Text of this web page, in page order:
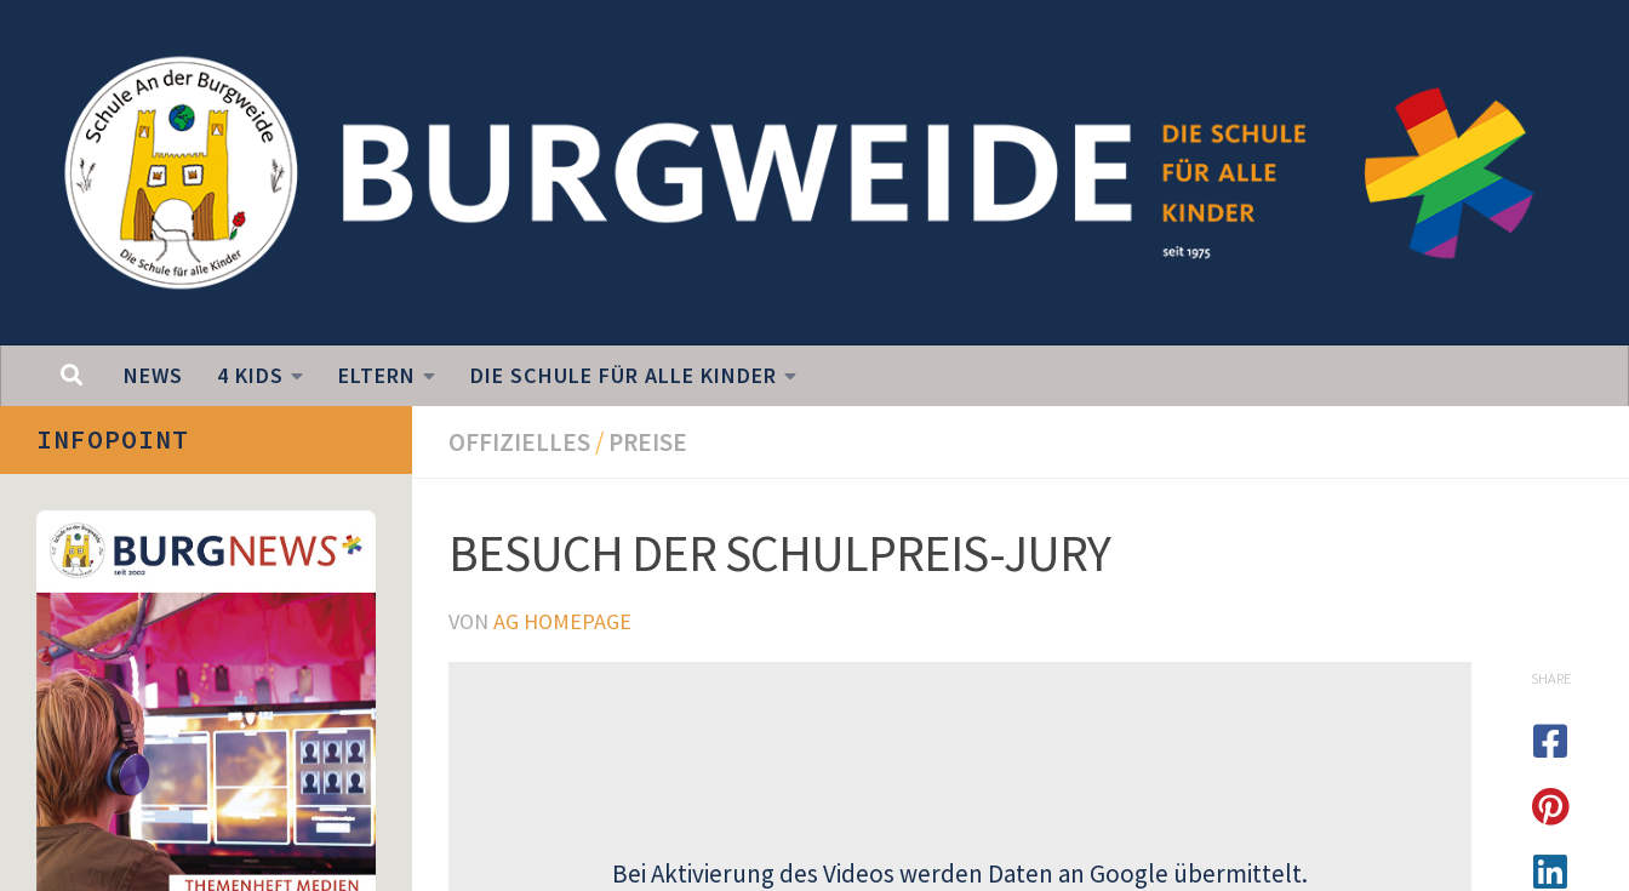
NEWS 4 KIDS ELTERN DIE SCHULE FÜR ALLE KINDER
OFFIZIELLES/ PREISE
BESUCH DER SCHULPREIS-JURY
VON AG HOMEPAGE
Bei Aktivierung des Videos werden Daten an Google übermittelt.
SHARE
INFOPOINT